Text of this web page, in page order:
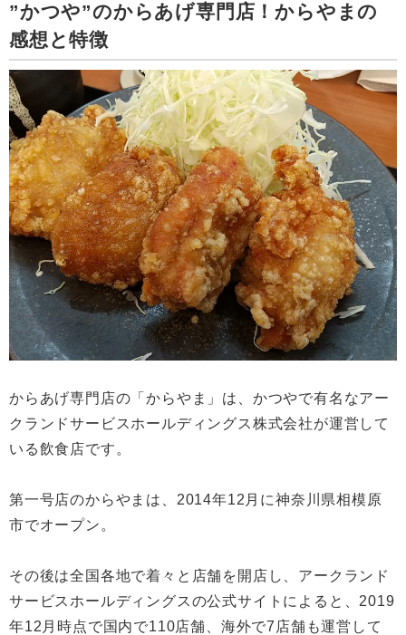
”かつや”のからあげ専門店！からやまの
感想と特徴
からあげ専門店の「からやま」は、かつやで有名なアー
クランドサービスホールディングス株式会社が運営して
いる飲食店です。
第一号店のからやまは、2014年12月に神奈川県相模原
市でオープン。
その後は全国各地で着々と店舗を開店し、アークランド
サービスホールディングスの公式サイトによると、2019
年12月時点で国内で110店舗、海外で7店舗も運営して